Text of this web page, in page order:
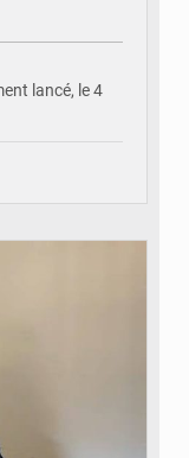
lancé, le 4